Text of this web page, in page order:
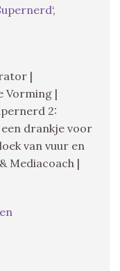
‘,
|
Vorming |
2:
drankje voor
van vuur en
Mediacoach |